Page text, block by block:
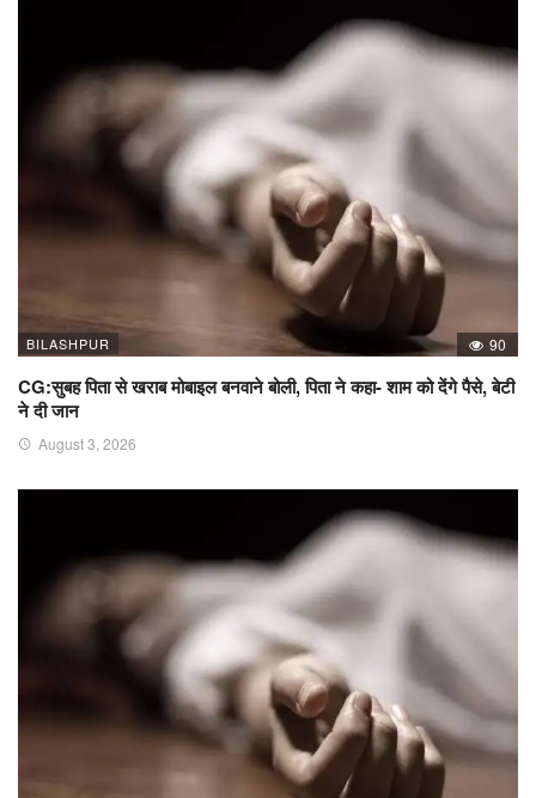
BILASHPUR 90
CG:सुबह पिता से खराब मोबाइल बनवाने बोली, पिता ने कहा- शाम को देंगे पैसे, बेटी
ने दी जान
August 3, 2026